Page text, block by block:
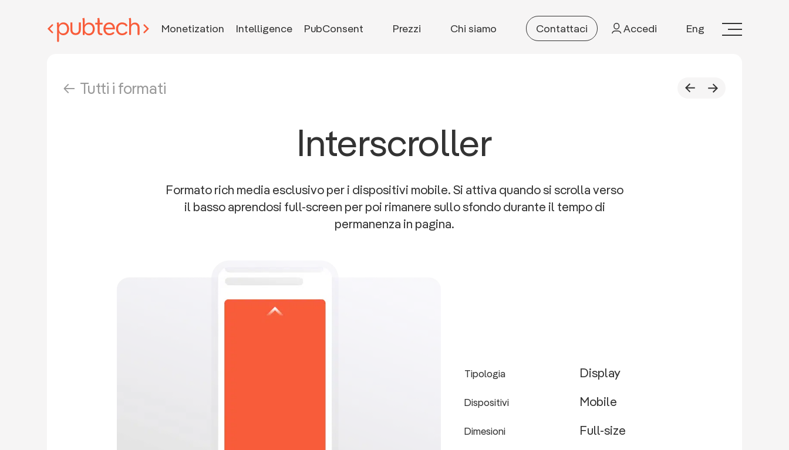
Monetization Intelligence PubConsent Prezzi Chi siamo Contattaci Accedi Eng
Tutti i formati
Interscroller
Formato rich media esclusivo per i dispositivi mobile. Si attiva quando si scrolla verso
il basso aprendosi full-screen per poi rimanere sullo sfondo durante il tempo di
permanenza in pagina.
Tipologia Display
Dispositivi Mobile
Dimesioni Full-size